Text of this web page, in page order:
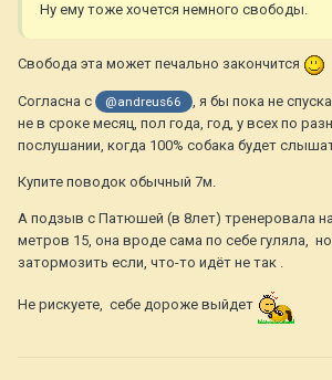
Ну ему тоже хочется немного свободы.
Свобода эта может печально закончится
Согласна с @andreus66
, я бы пока не
не в сроке месяц, пол года, год, у всех по
послушании, когда 100% собака будет
Купите поводок обычный 7м.
А подзыв с Патюшей (в 8лет) тренеровала
метров 15, она вроде сама по себе гуляла,
затормозить если, что-то идёт не так .
Не рискуете, себе дороже выйдет